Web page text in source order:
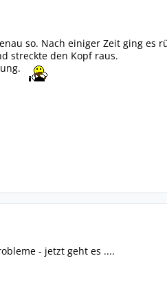
so. Nach einiger Zeit ging es
streckte den Kopf raus.
- jetzt geht es ....